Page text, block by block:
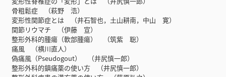
骨粗鬆症 （萩野 浩）
変形性関節症とは （井石智也，土山耕南，中山 寛）
関節リウマチ （伊藤 宣）
整形外科的腫瘍（軟部腫瘍） （筑紫 聡）
痛風 （横川直人）
偽痛風（Pseudogout） （井尻慎一郎）
整形外科的鎮痛薬の使い方 （井尻慎一郎）